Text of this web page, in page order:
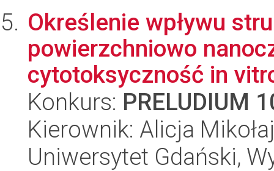
Określenie wpływu
powierzchniowo
cytotoksyczność in
Konkurs: PRELUDIUM
Kierownik: Alicja
Uniwersytet Gdański,